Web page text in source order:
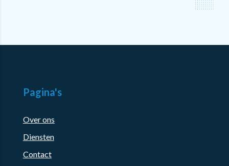
Pagina's
Over ons
Diensten
Contact